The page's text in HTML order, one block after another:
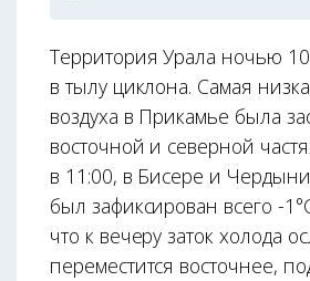
Территория Урала ночью 10
в тылу циклона. Самая
воздуха в Прикамье была
восточной и северной
в 11:00, в Бисере и Чердыни
был зафиксирован всего -
что к вечеру заток холода
переместится восточнее,